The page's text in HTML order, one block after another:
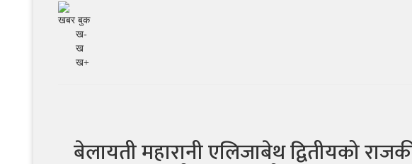
खबर बुक
ख-
ख
ख+
बेलायती महारानी एलिजाबेथ द्वितीयको